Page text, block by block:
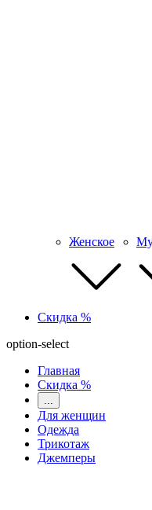
Женское
Скидка %
option-select
Главная
Скидка %
Для женщин
Одежда
Трикотаж
Джемперы